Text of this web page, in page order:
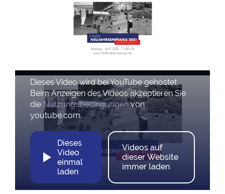
Dieses Video wird bei YouTube gehostet.
Beim Anzeigen des Videos akzeptieren Sie
die Nutzungsbedingungenvon
youtube.com.
Dieses
Video
einmal
laden
Videos auf
dieser Website
immer laden
Video